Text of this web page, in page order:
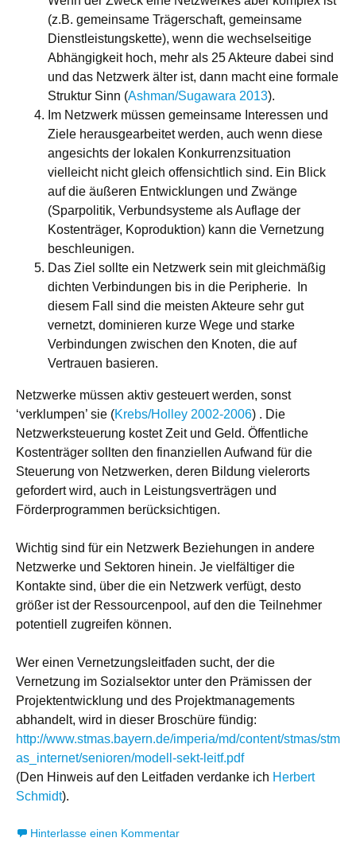
(z.B. gemeinsame Trägerschaft, gemeinsame
Dienstleistungskette), wenn die wechselseitige
Abhängigkeit hoch, mehr als 25 Akteure dabei sind
und das Netzwerk älter ist, dann macht eine formale
Struktur Sinn (Ashman/Sugawara 2013).
Im Netzwerk müssen gemeinsame Interessen und
Ziele herausgearbeitet werden, auch wenn diese
angesichts der lokalen Konkurrenzsituation
vielleicht nicht gleich offensichtlich sind. Ein Blick
auf die äußeren Entwicklungen und Zwänge
(Sparpolitik, Verbundsysteme als Auflage der
Kostenträger, Koproduktion) kann die Vernetzung
beschleunigen.
Das Ziel sollte ein Netzwerk sein mit gleichmäßig
dichten Verbindungen bis in die Peripherie. In
diesem Fall sind die meisten Akteure sehr gut
vernetzt, dominieren kurze Wege und starke
Verbindungen zwischen den Knoten, die auf
Vertrauen basieren.
Netzwerke müssen aktiv gesteuert werden, sonst
‘verklumpen’ sie (Krebs/Holley 2002-2006) . Die
Netzwerksteuerung kostet Zeit und Geld. Öffentliche
Kostenträger sollten den finanziellen Aufwand für die
Steuerung von Netzwerken, deren Bildung vielerorts
gefordert wird, auch in Leistungsverträgen und
Förderprogrammen berücksichtigen.
Wichtig sind für ein Netzwerk Beziehungen in andere
Netzwerke und Sektoren hinein. Je vielfältiger die
Kontakte sind, über die ein Netzwerk verfügt, desto
größer ist der Ressourcenpool, auf den die Teilnehmer
potentiell zugreifen können.
Wer einen Vernetzungsleitfaden sucht, der die
Vernetzung im Sozialsektor unter den Prämissen der
Projektentwicklung und des Projektmanagements
abhandelt, wird in dieser Broschüre fündig:
http://www.stmas.bayern.de/imperia/md/content/stmas/stm
as_internet/senioren/modell-sekt-leitf.pdf
(Den Hinweis auf den Leitfaden verdanke ich Herbert
Schmidt).
Hinterlasse einen Kommentar